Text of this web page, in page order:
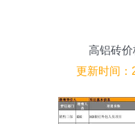
高铝砖
更新时间：